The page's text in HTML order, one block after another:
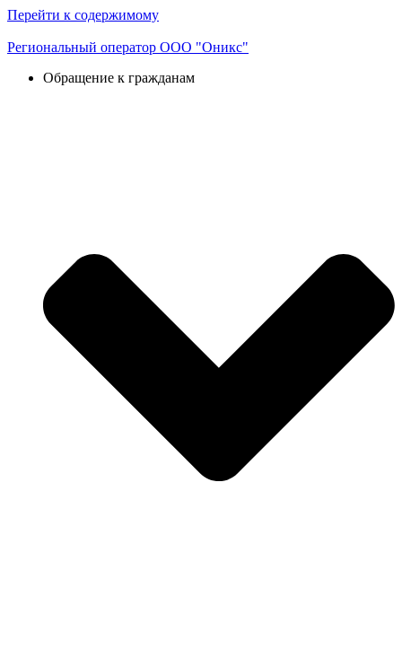
Перейти к содержимому
Региональный оператор ООО "Оникс"
Обращение к гражданам